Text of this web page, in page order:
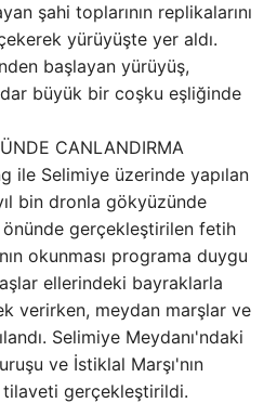
şahi toplarının replikalarını
yürüyüşte yer aldı.
başlayan yürüyüş,
büyük bir coşku eşliğinde
CANLANDIRMA
ile Selimiye üzerinde yapılan
bin dronla gökyüzünde
önünde gerçekleştirilen fetih
okunması programa duygu
ellerindeki bayraklarla
verirken, meydan marşlar ve
Selimiye Meydanı'ndaki
ve İstiklal Marşı'nın
tilaveti gerçekleştirildi.